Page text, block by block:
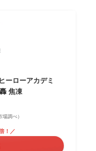
ーローアカデミ
焦凍
調べ）
！／